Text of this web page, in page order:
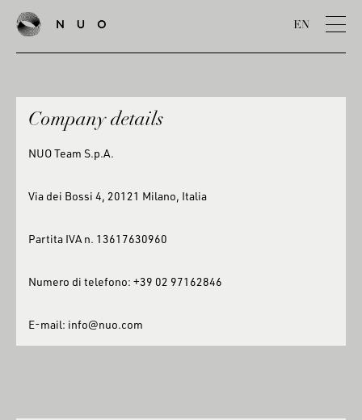
EN
Company details
NUO Team S.p.A.
Via dei Bossi 4, 20121 Milano, Italia
Partita IVA n. 13617630960
Numero di telefono: +39 02 97162846
E-mail: info@nuo.com